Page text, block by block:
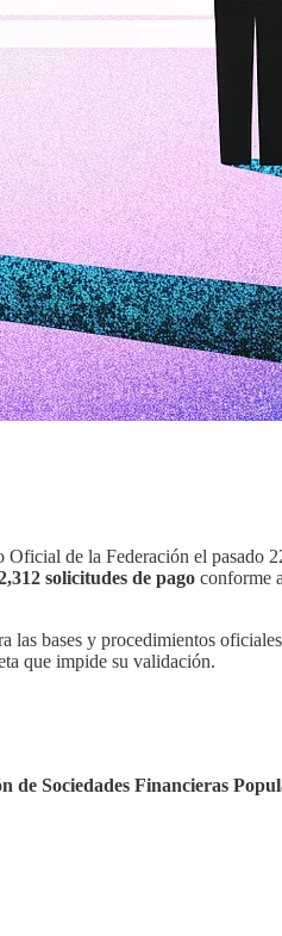
de la Federación el pasado
solicitudes de pago conforme
bases y procedimientos
que impide su validación.
de Sociedades Financieras